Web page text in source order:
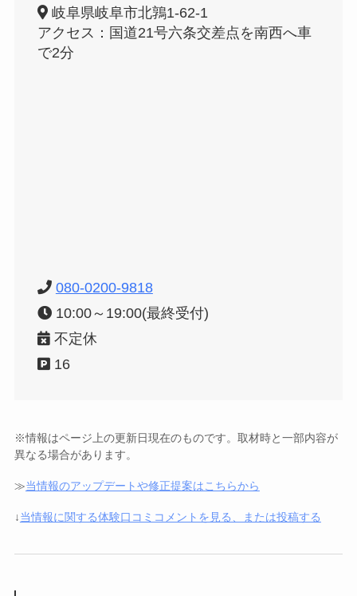
岐阜県岐阜市北鶉1-62-1
アクセス：国道21号六条交差点を南西へ車
で2分
080-0200-9818
10:00～19:00(最終受付)
不定休
16
※情報はページ上の更新日現在のものです。取材時と一部内容が
異なる場合があります。
≫当情報のアップデートや修正提案はこちらから
↓当情報に関する体験口コミコメントを見る、または投稿する